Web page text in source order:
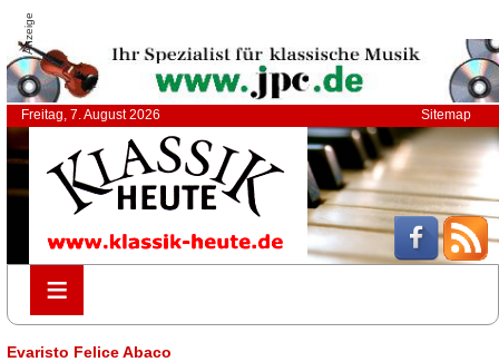
Anzeige
Freitag, 7. August 2026 Sitemap
≡
≡
Evaristo Felice Abaco